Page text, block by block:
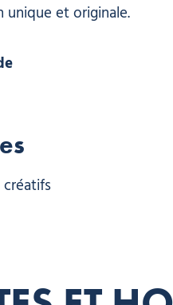
unique et originale.
créatifs